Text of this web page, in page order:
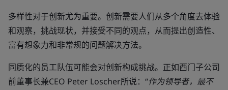
多样性对于创新尤为重要。创新需要人们从多个角度去体验
和观察，挑战现状，并接受不同的观点，从而提出创造性、
富有想象力和非常规的问题解决方法。
同质化的员工队伍可能会对创新构成挑战。正如西门子公司
前董事长兼CEO Peter Loscher所说： “作为领导者，最不